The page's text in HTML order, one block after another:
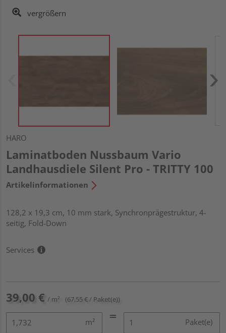
vergrößern
HARO
Laminatboden Nussbaum Vario
Landhausdiele Silent Pro - TRITTY 100
Artikelinformationen
128,2 x 19,3 cm, 10 mm stark, Synchronprägestruktur, 4-
seitig, Fold-Down
Services
39,00 € / m² (67,55 € / Paket(e))
m² Paket(e)